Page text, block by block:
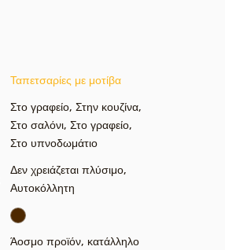
Ταπετσαρίες με μοτίβα
Στο γραφείο, Στην κουζίνα,
Στο σαλόνι, Στο γραφείο,
Στο υπνοδωμάτιο
Δεν χρειάζεται πλύσιμο,
Αυτοκόλλητη
Άοσμο προϊόν, κατάλληλο